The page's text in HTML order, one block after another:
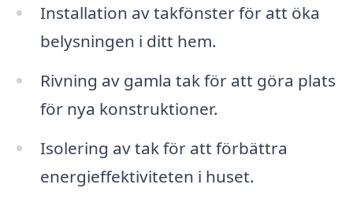
Installation av takfönster för att öka
belysningen i ditt hem.
Rivning av gamla tak för att göra plats
för nya konstruktioner.
Isolering av tak för att förbättra
energieffektiviteten i huset.